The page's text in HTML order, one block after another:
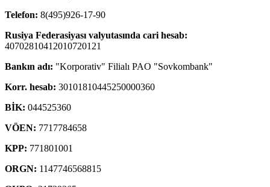
Telefon: 8(495)926-17-90
Rusiya Federasiyası valyutasında cari hesab:
40702810412010720121
Bankın adı: "Korporativ" Filialı PAO "Sovkombank"
Korr. hesab: 30101810445250000360
BİK: 044525360
VÖEN: 7717784658
KPP: 771801001
ORGN: 1147746568815